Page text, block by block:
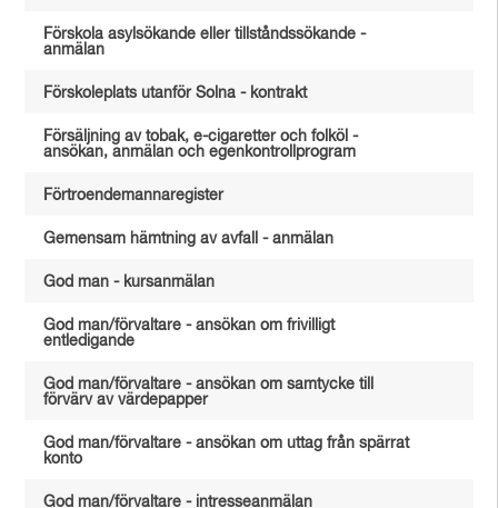
Förskola asylsökande eller tillståndssökande -
anmälan
Förskoleplats utanför Solna - kontrakt
Försäljning av tobak, e-cigaretter och folköl -
ansökan, anmälan och egenkontrollprogram
Förtroendemannaregister
Gemensam hämtning av avfall - anmälan
God man - kursanmälan
God man/förvaltare - ansökan om frivilligt
entledigande
God man/förvaltare - ansökan om samtycke till
förvärv av värdepapper
God man/förvaltare - ansökan om uttag från spärrat
konto
God man/förvaltare - intresseanmälan